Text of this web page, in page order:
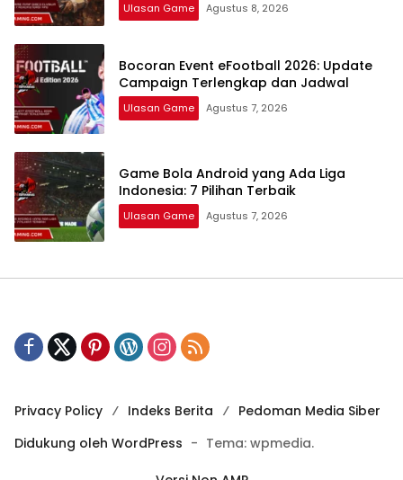
Ulasan Game Agustus 8, 2026
Bocoran Event eFootball 2026: Update
Campaign Terlengkap dan Jadwal
Ulasan Game Agustus 7, 2026
Game Bola Android yang Ada Liga
Indonesia: 7 Pilihan Terbaik
Ulasan Game Agustus 7, 2026
Privacy Policy Indeks Berita
Pedoman Media Siber
Didukung oleh WordPress - Tema: wpmedia.